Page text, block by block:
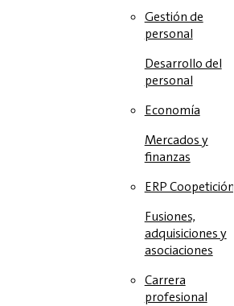
Gestión de
personal
Desarrollo del
personal
Economía
Mercados y
finanzas
ERP Coopetición
Fusiones,
adquisiciones y
asociaciones
Carrera
profesional